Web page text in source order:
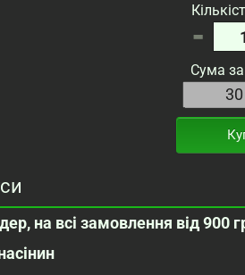
-
Сума
на всі замовлення від 900